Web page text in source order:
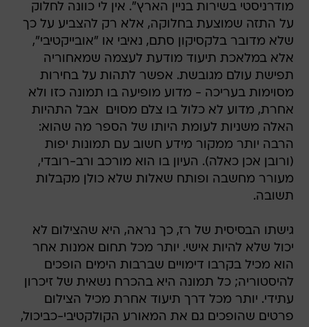
מודרניסטי בשירות בניין הארץ". אין לי כוונה לחלוק
על התזה שמוצעת בחלוקה, אלא רק להצביע על כך
שלא מדובר בלקסיקון סתם, נאיבי או "אובייקטיבי",
אלא במלאכת תיעוד מודעת לעצמה שמאחוריה
תפישת עולם מגובשת. אפשר לתהות על בחירות
מסוימות בעריכה - מדוע מופיעה בו תמונה כזו ולא
אחרת, מדוע לא כלול בו צלם מסוים  אבל התהיות
האלה משניות לעומת היותו של הספר מה שהוא:
הרבה יותר ממקור מידע חשוב עם תמונות יפות
(ורובן אכן כאלה). העיון בו הוא מורכב ורב-רובדי,
מעורר מחשבה ופותח שאלות שלא כולן מקבלות
תשובה.
גישתו הבסיסית של רז, כך נראה, היא שהצילום לא
יכול שלא להיות אישי. יותר מכל תחום אמנות אחר
הוא מכיל בקרבו דימויים שברבות הימים הופכים
להיסטוריה; כל תמונה היא בהכרח נשאית של זיכרון
עתידי. יותר מכל דרך תיעוד אחרת מכיל הצילום
פרטים שהופכים גם את המאורע הקולקטיבי-כביכול,